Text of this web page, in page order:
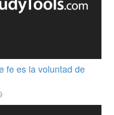
fe es la voluntad de